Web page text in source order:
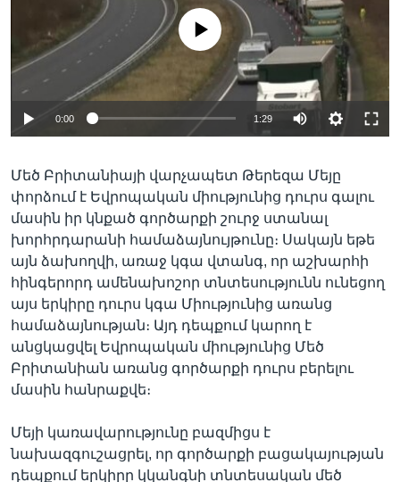
Լեզուներ
No media source currently available
0:00 1:29
Մեծ Բրիտանիայի վարչապետ Թերեզա Մեյը
փորձում է Եվրոպական միությունից դուրս գալու
մասին իր կնքած գործարքի շուրջ ստանալ
խորհրդարանի համաձայնույթունը։ Սակայն եթե
այն ձախողվի, առաջ կգա վտանգ, որ աշխարհի
հինգերորդ ամենախոշոր տնտեսությունն ունեցող
այս երկիրը դուրս կգա Միությունից առանց
համաձայնության։ Այդ դեպքում կարող է
անցկացվել Եվրոպական միությունից Մեծ
Բրիտանիան առանց գործարքի դուրս բերելու
մասին հանրաքվե։
Մեյի կառավարությունը բազմիցս է
նախազգուշացրել, որ գործարքի բացակայության
դեպքում երկիրը կկանգնի տնտեսական մեծ